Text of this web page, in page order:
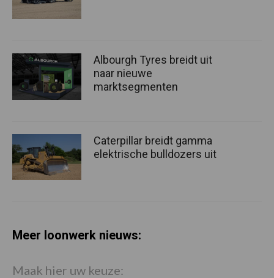
Albourgh Tyres breidt uit
naar nieuwe
marktsegmenten
Caterpillar breidt gamma
elektrische bulldozers uit
Meer loonwerk nieuws:
Maak hier uw keuze: